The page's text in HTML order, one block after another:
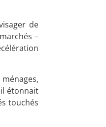
de
–
étonnait
touchés